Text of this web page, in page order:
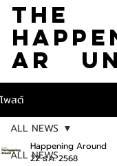
The
Ar
โพสต์
ALL NEWS
ALL NEWS
Happening Around
22 ธ.ค. 2568